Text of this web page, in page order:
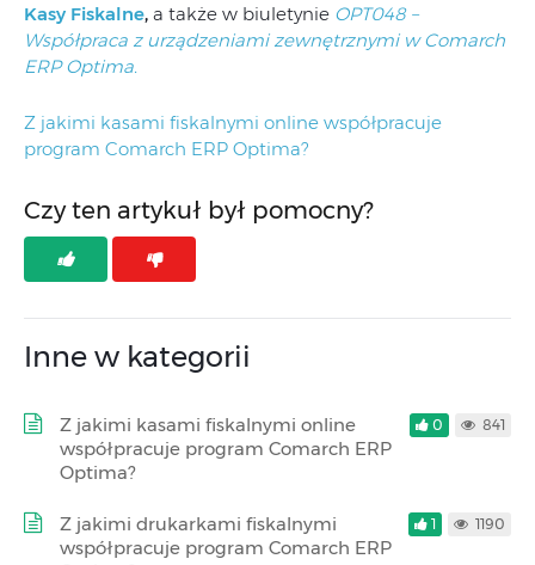
Kasy Fiskalne, a także w biuletynie OPT048 –
Współpraca z urządzeniami zewnętrznymi w Comarch
ERP Optima.
Z jakimi kasami fiskalnymi online współpracuje
program Comarch ERP Optima?
Czy ten artykuł był pomocny?
Inne w kategorii
Z jakimi kasami fiskalnymi online
współpracuje program Comarch ERP
Optima?
0 841
Z jakimi drukarkami fiskalnymi
współpracuje program Comarch ERP
1 1190